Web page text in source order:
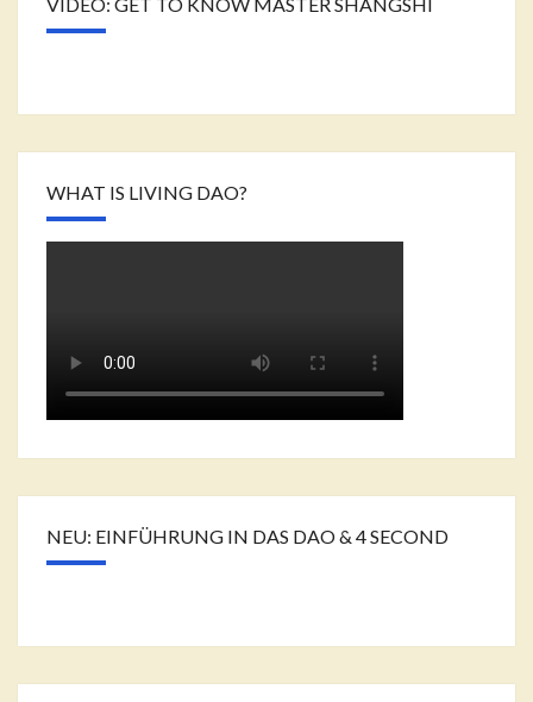
WHAT IS LIVING DAO?
NEU: EINFÜHRUNG IN DAS DAO & 4 SECOND